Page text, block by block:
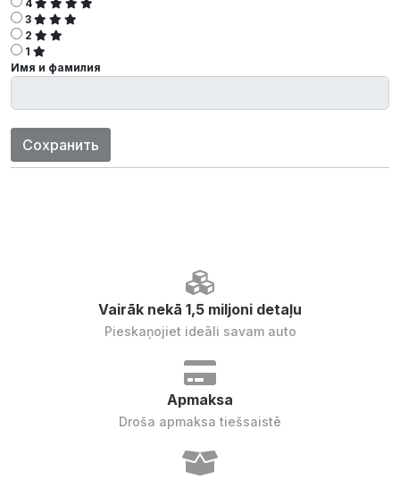
4
3
2
1
Имя и фамилия
Сохранить
Vairāk nekā 1,5 miljoni detaļu
Pieskaņojiet ideāli savam auto
Apmaksa
Droša apmaksa tiešsaistē